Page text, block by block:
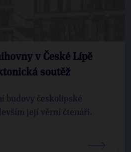
v České Lípě
soutěž
budovy českolipské
její věrní čtenáři.